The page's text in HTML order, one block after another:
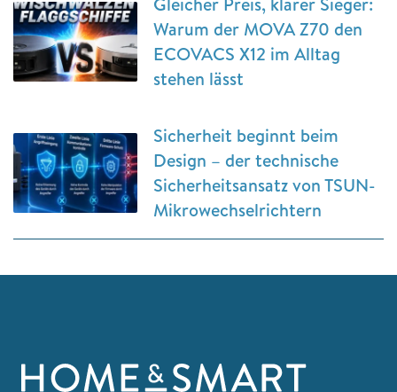
Warum der MOVA Z70 den
ECOVACS X12 im Alltag
stehen lässt
Sicherheit beginnt beim
Design – der technische
Sicherheitsansatz von TSUN-
Mikrowechselrichtern